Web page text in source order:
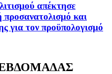
απέκτησε
και
για τον προϋπολογισμό